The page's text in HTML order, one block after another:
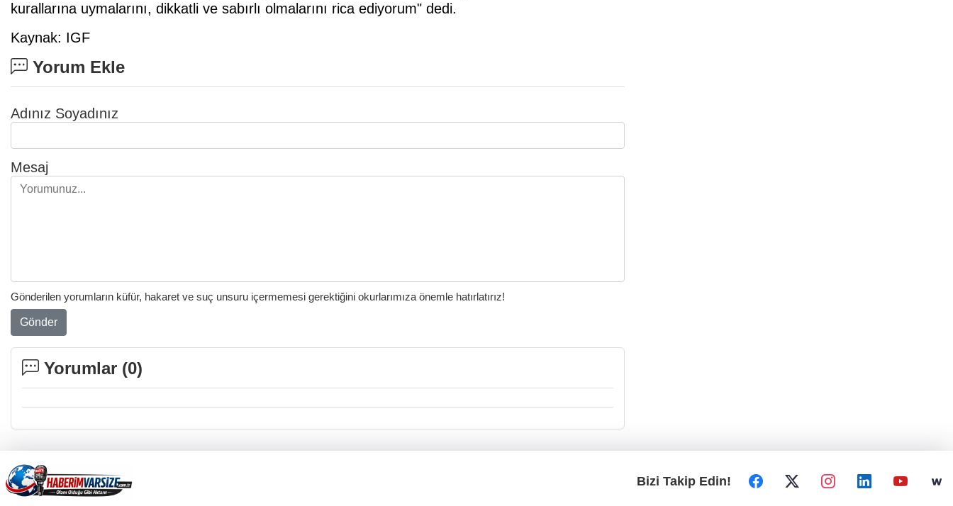
kurallarına uymalarını, dikkatli ve sabırlı olmalarını rica ediyorum" dedi.
Kaynak: IGF
Yorum Ekle
Adınız Soyadınız
Mesaj
Gönderilen yorumların küfür, hakaret ve suç unsuru içermemesi gerektiğini okurlarımıza önemle hatırlatırız!
Gönder
Yorumlar (0)
Bizi Takip Edin!